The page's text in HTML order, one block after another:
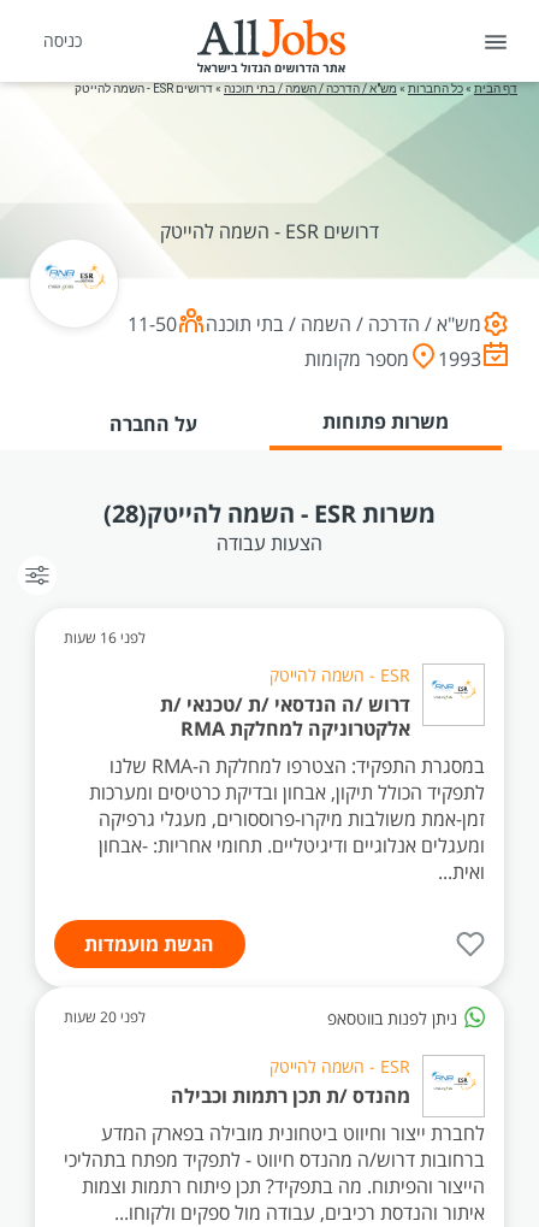
כניסה
דף הבית »כל החברות » מש"א / הדרכה / השמה / בתי תוכנה»דרושים ESR - השמה להייטק
דרושים ESR - השמה להייטק
מש"א / הדרכה / השמה / בתי תוכנה
11-50
1993
מספר מקומות
משרות פתוחות על החברה
משרות ESR - השמה להייטק (28)
הצעות עבודה
לפני 16 שעות
ESR - השמה להייטק
דרוש /ה הנדסאי /ת /טכנאי /ת
אלקטרוניקה למחלקת RMA
במסגרת התפקיד: הצטרפו למחלקת ה-RMA שלנו
לתפקיד הכולל תיקון, אבחון ובדיקת כרטיסים ומערכות
זמן-אמת משולבות מיקרו-פרוססורים, מעגלי גרפיקה
ומעגלים אנלוגיים ודיגיטליים. תחומי אחריות: -אבחון
ואית...
הגשת מועמדות
ניתן לפנות בווטסאפ לפני 20 שעות
ESR - השמה להייטק
מהנדס /ת תכן רתמות וכבילה
לחברת ייצור וחיווט ביטחונית מובילה בפארק המדע
ברחובות דרוש/ה מהנדס חיווט - לתפקיד מפתח בתהליכי
הייצור והפיתוח. מה בתפקיד? תכן פיתוח רתמות וצמות
איתור והנדסת רכיבים, עבודה מול ספקים ולקוחו...